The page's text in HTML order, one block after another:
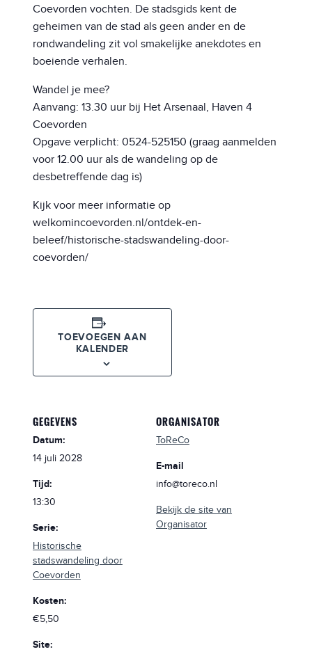
Coevorden vochten. De stadsgids kent de
geheimen van de stad als geen ander en de
rondwandeling zit vol smakelijke anekdotes en
boeiende verhalen.
Wandel je mee?
Aanvang: 13.30 uur bij Het Arsenaal, Haven 4
Coevorden
Opgave verplicht: 0524-525150 (graag aanmelden
voor 12.00 uur als de wandeling op de
desbetreffende dag is)
Kijk voor meer informatie op
welkomincoevorden.nl/ontdek-en-
beleef/historische-stadswandeling-door-
coevorden/
TOEVOEGEN AAN
KALENDER
GEGEVENS
Datum:
14 juli 2028
Tijd:
13:30
Serie:
Historische
stadswandeling door
Coevorden
Kosten:
€5,50
Site:
ORGANISATOR
ToReCo
E-mail
info@toreco.nl
Bekijk de site van
Organisator